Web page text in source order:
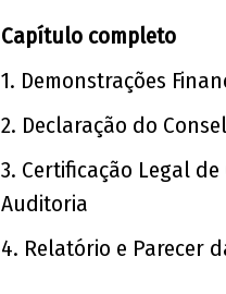
Capítulo completo
1. Demonstrações
2. Declaração do
3. Certificação Legal
Auditoria
4. Relatório e Parecer